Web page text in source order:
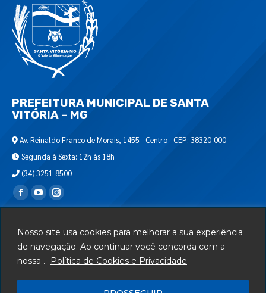
Nosso site usa cookies para melhorar a sua experiência
de navegação. Ao continuar você concorda com a
nossa .
Política de Cookies e Privacidade
PREFEITURA MUNICIPAL DE SANTA
VITÓRIA – MG
Av. Reinaldo Franco de Morais, 1455 - Centro - CEP: 38320-000
Segunda à Sexta: 12h às 18h
(34) 3251-8500
Encontre-nos em:
Departamento de T.I.
Serviços